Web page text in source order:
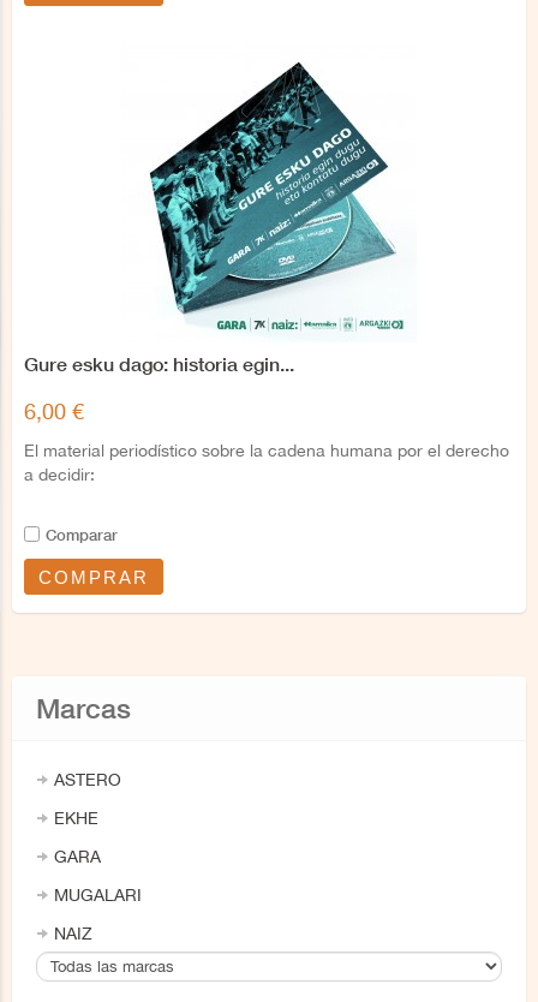
Gure esku dago: historia egin...
6,00 €
El material periodístico sobre la cadena humana por el derecho
a decidir:
Comparar
COMPRAR
Marcas
ASTERO
EKHE
GARA
MUGALARI
NAIZ